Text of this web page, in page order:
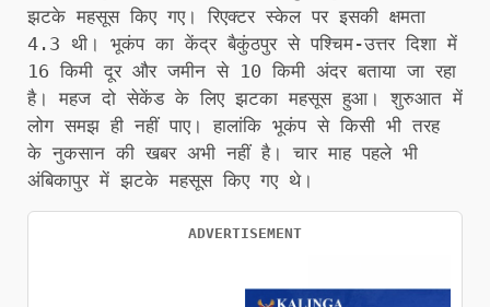
झटके महसूस किए गए। रिएक्टर स्केल पर इसकी क्षमता
4.3 थी। भूकंप का केंद्र बैकुंठपुर से पश्चिम-उत्तर दिशा में
16 किमी दूर और जमीन से 10 किमी अंदर बताया जा रहा
है। महज दो सेकेंड के लिए झटका महसूस हुआ। शुरुआत में
लोग समझ ही नहीं पाए। हालांकि भूकंप से किसी भी तरह
के नुकसान की खबर अभी नहीं है। चार माह पहले भी
अंबिकापुर में झटके महसूस किए गए थे।
ADVERTISEMENT